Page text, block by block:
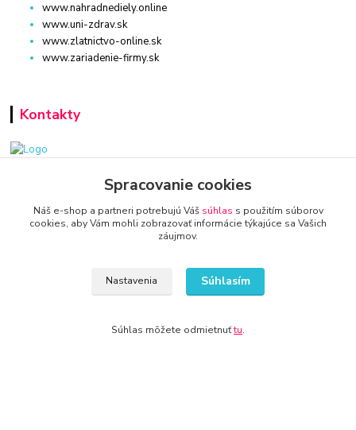
www.nahradnediely.online
www.uni-zdrav.sk
www.zlatnictvo-online.sk
www.zariadenie-firmy.sk
Kontakty
www.zariadenie-firmy.sk
+421 940 949 000
Spracovanie cookies
Náš e-shop a partneri potrebujú Váš súhlas s použitím súborov
cookies, aby Vám mohli zobrazovať informácie týkajúce sa Vašich
záujmov.
Nastavenia Súhlasím
Súhlas môžete odmietnuťtu.